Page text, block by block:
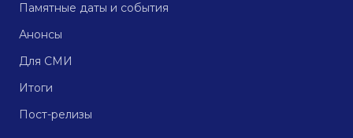
Памятные даты и события
Анонсы
Для СМИ
Итоги
Пост-релизы